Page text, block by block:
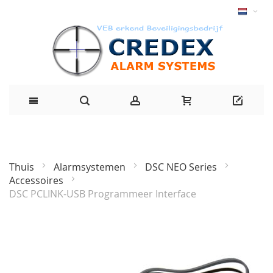
Thuis Alarmsystemen
DSC NEO Series
Accessoires
DSC PCLINK-USB Programmeer Interface